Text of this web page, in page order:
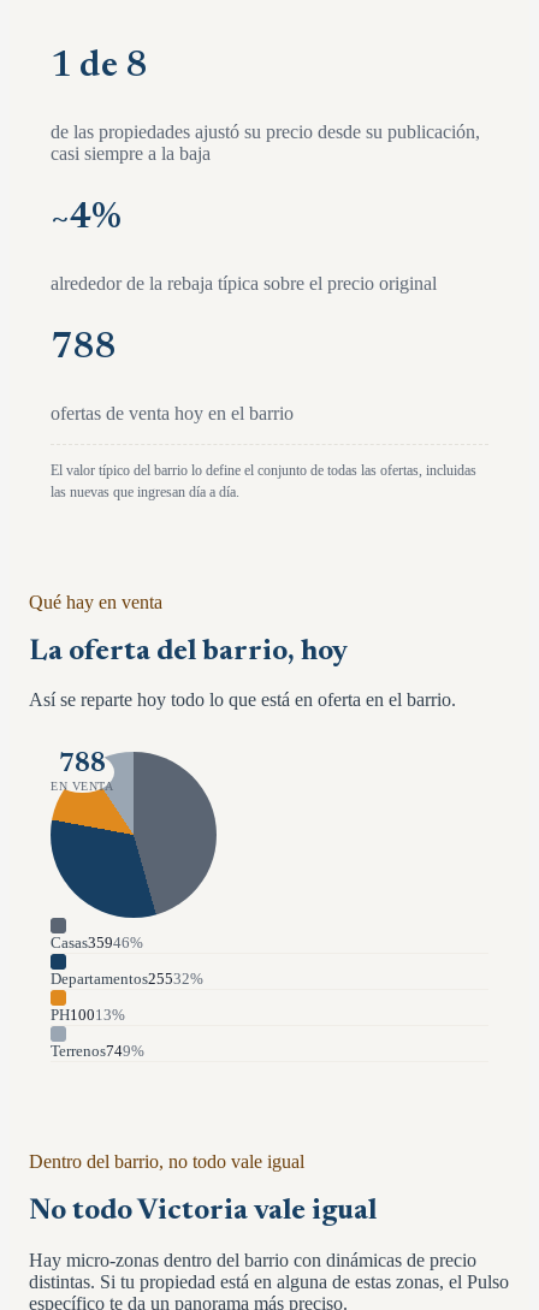
1 de 8
de las propiedades ajustó su precio desde su publicación,
casi siempre a la baja
~4%
alrededor de la rebaja típica sobre el precio original
788
ofertas de venta hoy en el barrio
El valor típico del barrio lo define el conjunto de todas las ofertas, incluidas
las nuevas que ingresan día a día.
Qué hay en venta
La oferta del barrio, hoy
Así se reparte hoy todo lo que está en oferta en el barrio.
788
EN VENTA
Casas35946%
Departamentos25532%
PH10013%
Terrenos749%
Dentro del barrio, no todo vale igual
No todo Victoriavale igual
Hay micro-zonas dentro del barrio con dinámicas de precio
distintas. Si tu propiedad está en alguna de estas zonas, el Pulso
específico te da un panorama más preciso.